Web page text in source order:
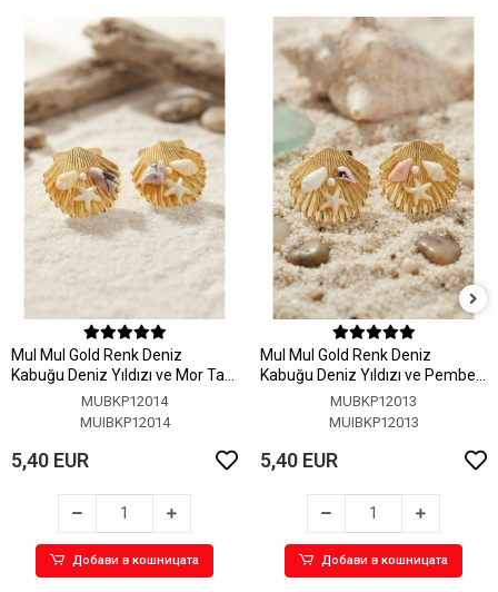
MuI MuI Gold Renk Deniz
Kabuğu Deniz Yıldızı ve Mor Taş
Detaylı KüpeMUBKP12014
MUIBKP12014
5,40 EUR
Добави в кошницата
MuI MuI Gold Renk Deniz
Kabuğu Deniz Yıldızı ve Pembe
Taş Detaylı Küpe
MUBKP12013
MUIBKP12013
5,40 EUR
Добави в кошницата